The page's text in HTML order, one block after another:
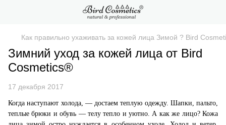
Как правильно ухаживать за кожей лица Зимой ? Bird
Зимний уход за кожей лица от Bird
Cosmetics®
17 декабря 2017
Когда наступают холода, — достаем теплую одежду. Шапки, пальто,
теплые брюки и обувь — телу тепло и уютно. А как же лицо? Кожа